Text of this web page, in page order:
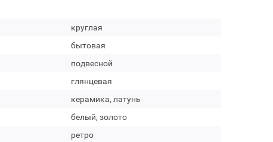
круглая
бытовая
подвесной
глянцевая
керамика, латунь
белый, золото
ретро